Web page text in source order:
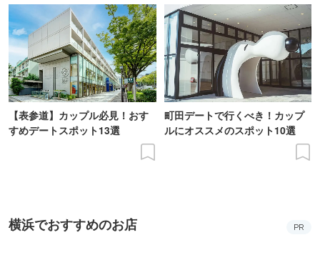
【表参道】カップル必見！おす
すめデートスポット13選
町田デートで行くべき！カップ
ルにオススメのスポット10選
横浜でおすすめのお店 PR